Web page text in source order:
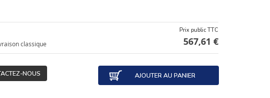
classique
Prix public TTC
567,61 €
NOUS AJOUTER AU PANIER